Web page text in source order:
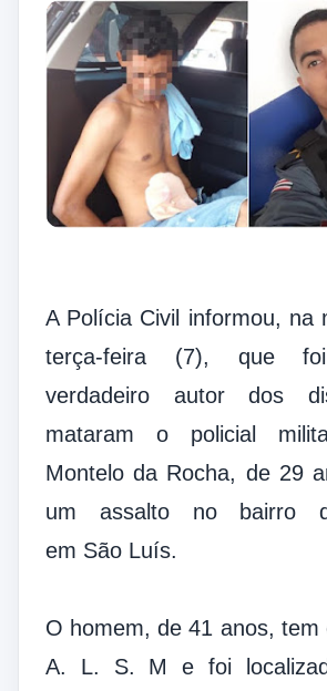
A Polícia Civil informou, na
terça-feira (7), que
verdadeiro autor dos
mataram o policial
Montelo da Rocha, de 29
um assalto no bairro
em São Luís.
O homem, de 41 anos, tem
A. L. S. M e foi